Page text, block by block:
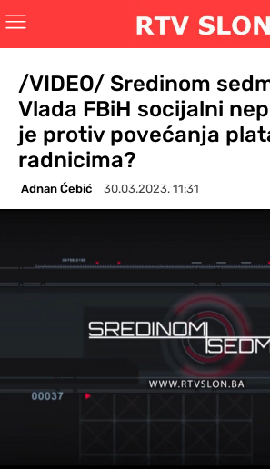
/VIDEO/ Sredinom
Vlada FBiH socijalni
je protiv povećanja
radnicima?
Adnan Ćebić 30.03.2023. 11:31